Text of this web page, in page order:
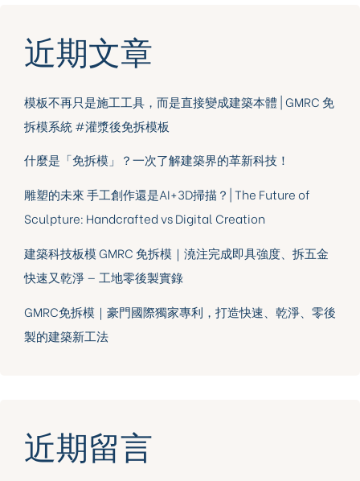
近期文章
模板不再只是施工工具，而是直接變成建築本體 | GMRC 免
拆模系統 #灌漿後免拆模板
什麼是「免拆模」？一次了解建築界的革新科技！
雕塑的未來 手工創作還是AI+3D掃描？| The Future of
Sculpture: Handcrafted vs Digital Creation
建築科技板模 GMRC 免拆模｜澆注完成即具強度、拆五金
快速又乾淨 — 工地零後製實錄
GMRC免拆模｜豪門國際獨家專利，打造快速、乾淨、零後
製的建築新工法
近期留言